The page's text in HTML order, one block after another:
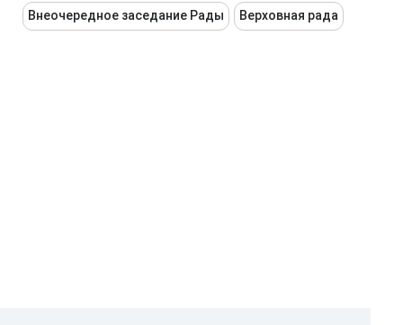
Внеочередное заседание Рады Верховная рада